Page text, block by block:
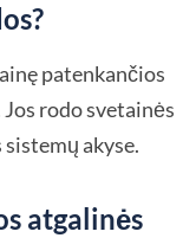
patenkančios
rodo svetainės
akyse.
atgalinės